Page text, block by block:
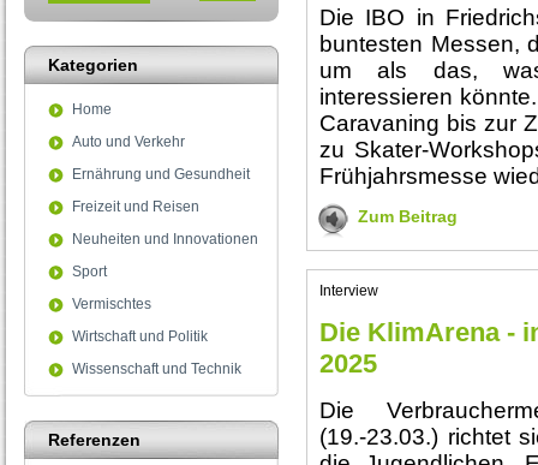
Kategorien
Home
Auto und Verkehr
Ernährung und Gesundheit
Freizeit und Reisen
Neuheiten und Innovationen
Sport
Vermischtes
Wirtschaft und Politik
Wissenschaft und Technik
Referenzen
Die IBO in
buntesten Messen,
um als das,
interessieren
Caravaning bis zur
zu Skater-
Frühjahrsmesse
Zum Beitrag
Interview
Die KlimArena -
2025
Die
(19.-23.03.) richtet